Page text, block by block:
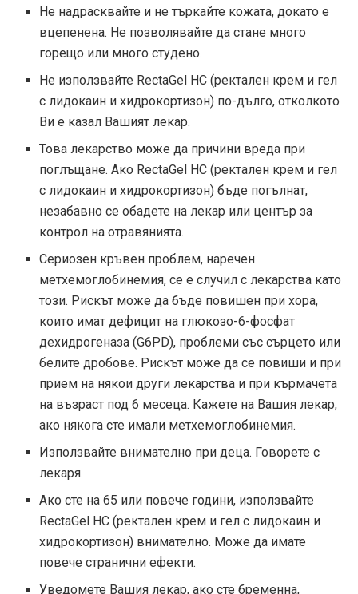
Не надрасквайте и не търкайте кожата, докато е
вцепенена. Не позволявайте да стане много
горещо или много студено.
Не използвайте RectaGel HC (ректален крем и гел
с лидокаин и хидрокортизон) по-дълго, отколкото
Ви е казал Вашият лекар.
Това лекарство може да причини вреда при
поглъщане. Ако RectaGel HC (ректален крем и гел
с лидокаин и хидрокортизон) бъде погълнат,
незабавно се обадете на лекар или център за
контрол на отравянията.
Сериозен кръвен проблем, наречен
метхемоглобинемия, се е случил с лекарства като
този. Рискът може да бъде повишен при хора,
които имат дефицит на глюкозо-6-фосфат
дехидрогеназа (G6PD), проблеми със сърцето или
белите дробове. Рискът може да се повиши и при
прием на някои други лекарства и при кърмачета
на възраст под 6 месеца. Кажете на Вашия лекар,
ако някога сте имали метхемоглобинемия.
Използвайте внимателно при деца. Говорете с
лекаря.
Ако сте на 65 или повече години, използвайте
RectaGel HC (ректален крем и гел с лидокаин и
хидрокортизон) внимателно. Може да имате
повече странични ефекти.
Уведомете Вашия лекар, ако сте бременна,